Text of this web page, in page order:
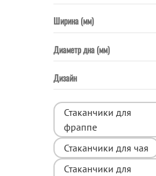
Ширина (мм)
Диаметр дна (мм)
Дизайн
Стаканчики для
фраппе
Стаканчики для чая
Стаканчики для